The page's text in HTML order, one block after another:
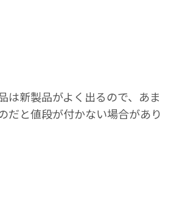
は新製品がよく出るので、あま
だと値段が付かない場合があり